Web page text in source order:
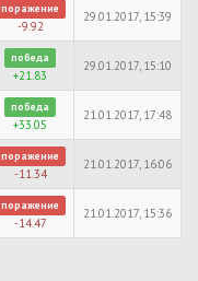
поражение
-9.92
29.01.2017, 15:39
победа
+21.83
29.01.2017, 15:10
победа
+33.05
21.01.2017, 17:48
поражение
-11.34
21.01.2017, 16:06
поражение
-14.47
21.01.2017, 15:36